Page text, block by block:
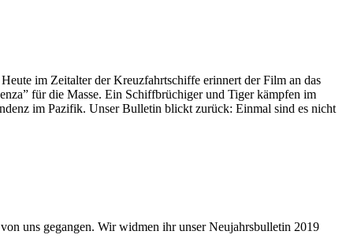
im Zeitalter der Kreuzfahrtschiffe erinnert der Film an das
für die Masse. Ein Schiffbrüchiger und Tiger kämpfen im
im Pazifik. Unser Bulletin blickt zurück: Einmal sind es nicht
uns gegangen. Wir widmen ihr unser Neujahrsbulletin 2019